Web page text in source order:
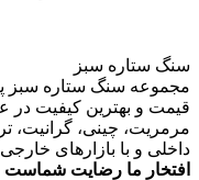
سنگ ستاره سبز
مجموعه سنگ ستاره سبز
قیمت و بهترین کیفیت
مرمریت، چینی، گرانیت،
داخلی و با بازارهای
افتخار ما رضایت